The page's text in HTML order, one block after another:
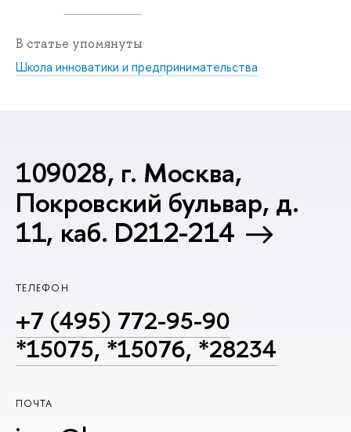
В статье упомянуты
Школа инноватики и предпринимательства
109028, г. Москва,
Покровский бульвар, д.
11, каб. D212-214
ТЕЛЕФОН
+7 (495) 772-95-90
*15075, *15076, *28234
ПОЧТА